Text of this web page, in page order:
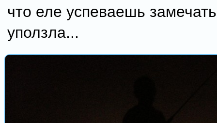
что еле успеваешь
уползла...